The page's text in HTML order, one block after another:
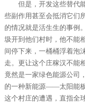
但是，开发这些替代
些副作用甚至会抵消它们
的情况就是活生生的事例
圾开到他们村时，他不能
间停下来，一桶桶浮着泡
走。更让这个庄稼汉不能
竟然是一家绿色能源公司
的一种新能源——太阳能板
这个村庄的遭遇，直指全